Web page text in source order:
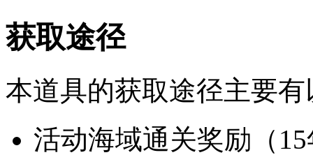
获取途径
本道具的获取途径主要
活动海域通关奖励（